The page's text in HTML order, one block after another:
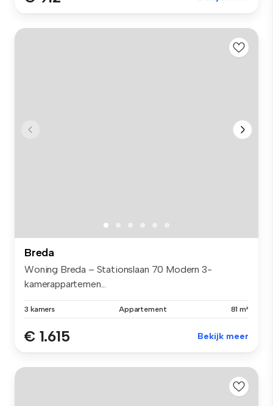
Breda
Woning Breda – Stationslaan 70 Modern 3-
kamerappartemen...
3 kamers Appartement 81 m²
€ 1.615 Bekijk meer